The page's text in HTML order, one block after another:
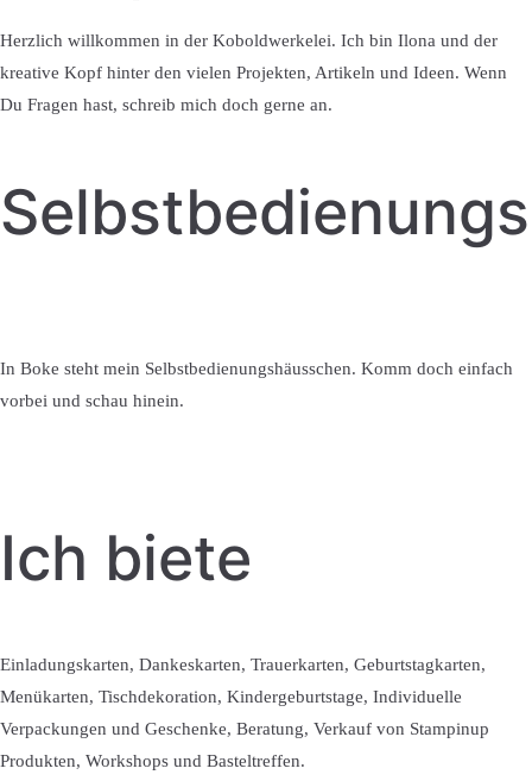
Herzlich willkommen in der Koboldwerkelei. Ich bin Ilona und der
kreative Kopf hinter den vielen Projekten, Artikeln und Ideen. Wenn
Du Fragen hast, schreib mich doch gerne an.
In Boke steht mein Selbstbedienungshäusschen. Komm doch einfach
vorbei und schau hinein.
Ich biete
Einladungskarten, Dankeskarten, Trauerkarten, Geburtstagkarten,
Menükarten, Tischdekoration, Kindergeburtstage, Individuelle
Verpackungen und Geschenke, Beratung, Verkauf von Stampinup
Produkten, Workshops und Basteltreffen.